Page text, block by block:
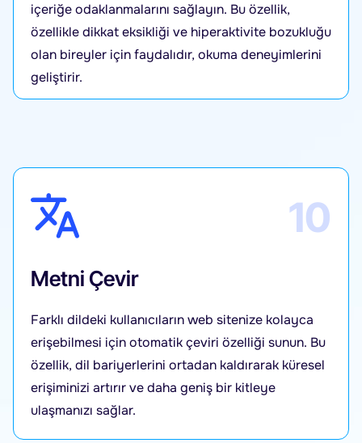
içeriğe odaklanmalarını sağlayın. Bu özellik,
özellikle dikkat eksikliği ve hiperaktivite bozukluğu
olan bireyler için faydalıdır, okuma deneyimlerini
geliştirir.
10
Metni Çevir
Farklı dildeki kullanıcıların web sitenize kolayca
erişebilmesi için otomatik çeviri özelliği sunun. Bu
özellik, dil bariyerlerini ortadan kaldırarak küresel
erişiminizi artırır ve daha geniş bir kitleye
ulaşmanızı sağlar.